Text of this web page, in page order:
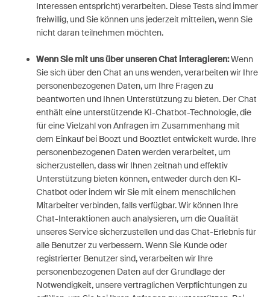
Interessen entspricht) verarbeiten. Diese Tests sind immer
freiwillig, und Sie können uns jederzeit mitteilen, wenn Sie
nicht daran teilnehmen möchten.
Wenn Sie mit uns über unseren Chat interagieren:Wenn
Sie sich über den Chat an uns wenden, verarbeiten wir Ihre
personenbezogenen Daten, um Ihre Fragen zu
beantworten und Ihnen Unterstützung zu bieten. Der Chat
enthält eine unterstützende KI-Chatbot-Technologie, die
für eine Vielzahl von Anfragen im Zusammenhang mit
dem Einkauf bei Boozt und Booztlet entwickelt wurde. Ihre
personenbezogenen Daten werden verarbeitet, um
sicherzustellen, dass wir Ihnen zeitnah und effektiv
Unterstützung bieten können, entweder durch den KI-
Chatbot oder indem wir Sie mit einem menschlichen
Mitarbeiter verbinden, falls verfügbar. Wir können Ihre
Chat-Interaktionen auch analysieren, um die Qualität
unseres Service sicherzustellen und das Chat-Erlebnis für
alle Benutzer zu verbessern. Wenn Sie Kunde oder
registrierter Benutzer sind, verarbeiten wir Ihre
personenbezogenen Daten auf der Grundlage der
Notwendigkeit, unsere vertraglichen Verpflichtungen zu